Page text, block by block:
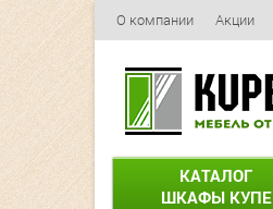
О компании Акции
КАТАЛОГ
ШКАФЫ КУПЕ